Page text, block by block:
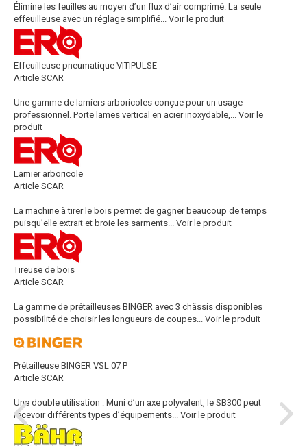
Élimine les feuilles au moyen d’un flux d’air comprimé. La seule
effeuilleuse avec un réglage simplifié...
Voir le produit
Effeuilleuse pneumatique VITIPULSE
Article SCAR
Une gamme de lamiers arboricoles conçue pour un usage
professionnel. Porte lames vertical en acier inoxydable,...
Voir le
produit
Lamier arboricole
Article SCAR
La machine à tirer le bois permet de gagner beaucoup de temps
puisqu’elle extrait et broie les sarments...
Voir le produit
Tireuse de bois
Article SCAR
La gamme de prétailleuses BINGER avec 3 châssis disponibles
possibilité de choisir les longueurs de coupes...
Voir le produit
Prétailleuse BINGER VSL 07 P
Article SCAR
Une double utilisation : Muni d’un axe polyvalent, le SB300 peut
recevoir différents types d’équipements...
Voir le produit